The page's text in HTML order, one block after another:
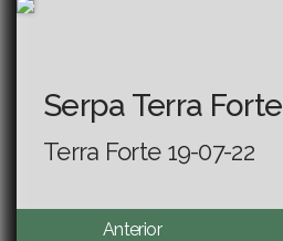
Serpa Terra Forte
Terra Forte 19-07-22
Anterior